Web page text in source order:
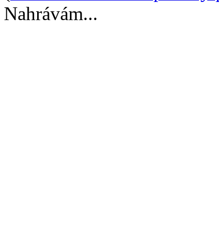
Nahrávám...